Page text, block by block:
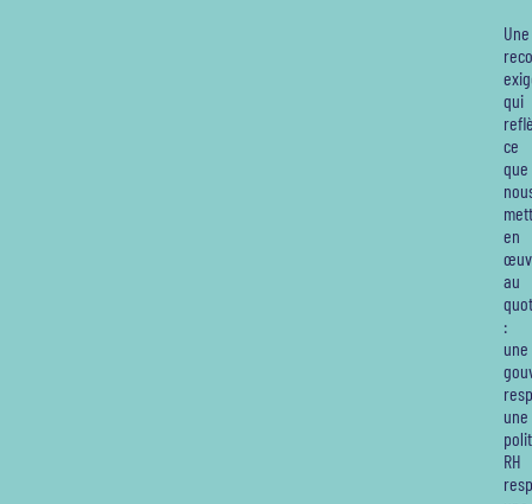
Une
qui
ce
que
en
au
:
une
une
RH